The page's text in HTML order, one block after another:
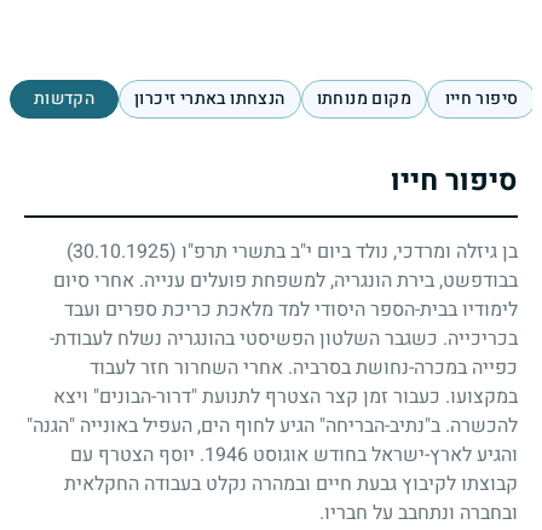
סיפור חייו מקום מנוחתו הנצחתו באתרי זיכרון הקדשות
סיפור חייו
בן גיזלה ומרדכי, נולד ביום י"ב בתשרי תרפ"ו (30.10.1925)
בבודפשט, בירת הונגריה, למשפחת פועלים ענייה. אחרי סיום
לימודיו בבית-הספר היסודי למד מלאכת כריכת ספרים ועבד
בכריכייה. כשגבר השלטון הפשיסטי בהונגריה נשלח לעבודת-
כפייה במכרה-נחושת בסרביה. אחרי השחרור חזר לעבוד
במקצועו. כעבור זמן קצר הצטרף לתנועת "דרור-הבונים" ויצא
להכשרה. ב"נתיב-הבריחה" הגיע לחוף הים, העפיל באונייה "הגנה"
והגיע לארץ-ישראל בחודש אוגוסט 1946. יוסף הצטרף עם
קבוצתו לקיבוץ גבעת חיים ובמהרה נקלט בעבודה החקלאית
ובחברה ונתחבב על חבריו.